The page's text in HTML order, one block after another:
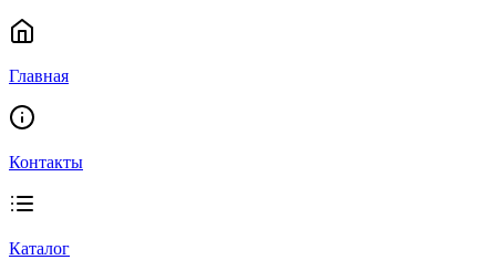
Главная
Контакты
Каталог